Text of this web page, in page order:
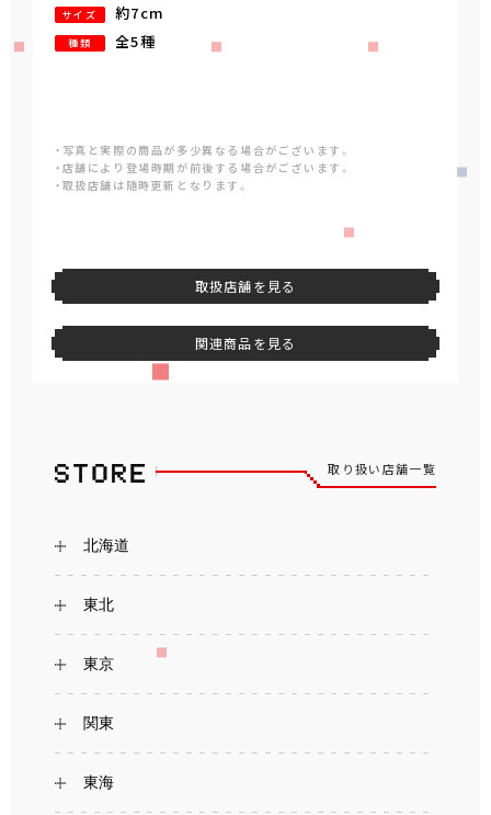
サイズ 約7cm
種類 全5種
・写真と実際の商品が多少異なる場合がございます。
・店舗により登場時期が前後する場合がございます。
・取扱店舗は随時更新となります。
取扱店舗を見る
関連商品を見る
取り扱い店舗一覧
北海道
東北
東京
関東
東海